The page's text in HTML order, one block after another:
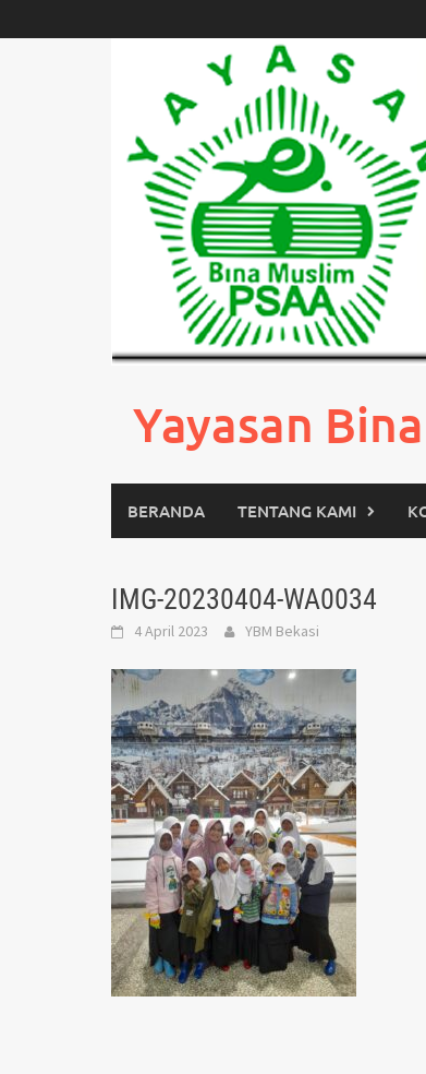
to
Yayasan
BERANDA TENTANG KAMI
IMG-20230404-WA0034
4 April 2023 YBM Bekasi